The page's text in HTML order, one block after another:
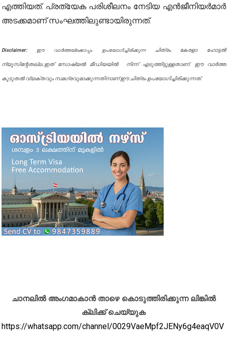
എത്തിയത്. പ്രത്യേക പരിശീലനം നേടിയ എന്‍ജീനിയര്‍മാര്‍
അടക്കമാണ് സംഘത്തിലുണ്ടായിരുന്നത്.
Disclaimer: ഈ വാർത്തയ്ക്കൊപ്പം ഉപയോഗിച്ചിരിക്കുന്ന ചിത്രം കേരളാ ഹോട്ടൽ
ന്യൂസിന്റേതല്ല.ഇത് സോഷ്യൽ മീഡിയയിൽ നിന്ന് എടുത്തിട്ടുള്ളതാണ്. ഈ വാർത്ത
കൂടുതൽ വ്യക്തവും സമഗ്രവുമാക്കുന്നതിനാണ് ഈ ചിത്രം ഉപയോഗിച്ചിരിക്കുന്നത്.
ചാനലിൽ അംഗമാകാൻ താഴെ കൊടുത്തിരിക്കുന്ന ലിങ്കിൽ
ക്ലിക്ക് ചെയ്യുക
https://whatsapp.com/channel/0029VaeMpf2JENy6g4eaqV0V